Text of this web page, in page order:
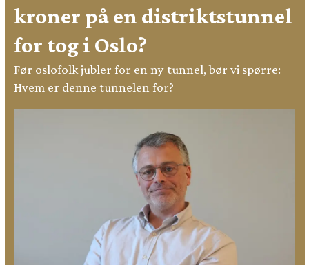
kroner på en distriktstunnel
for tog i Oslo?
Før oslofolk jubler for en ny tunnel, bør vi spørre:
Hvem er denne tunnelen for?